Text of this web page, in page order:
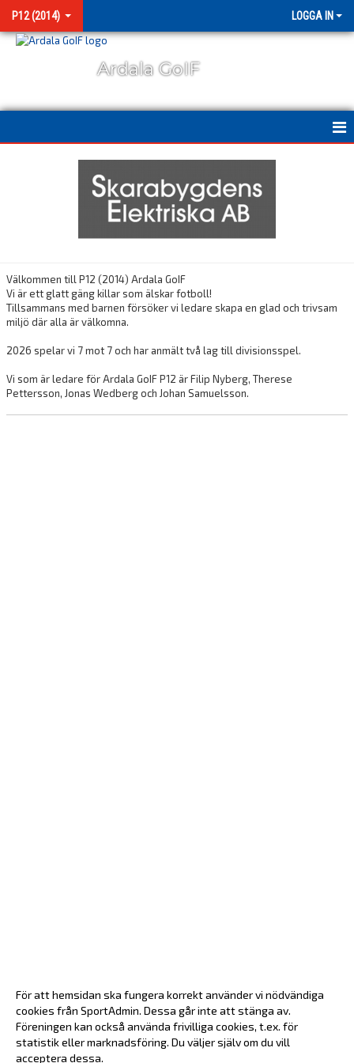
P12 (2014) LOGGA IN
Ardala GoIF
BILDGALLERI
KONTAKT
Välkommen till P12 (2014) Ardala GoIF
Vi är ett glatt gäng killar som älskar fotboll!
Tillsammans med barnen försöker vi ledare skapa en glad och trivsam
miljö där alla är välkomna.
2026 spelar vi 7 mot 7 och har anmält två lag till divisionsspel.
Vi som är ledare för Ardala GoIF P12 är Filip Nyberg, Therese
Pettersson, Jonas Wedberg och Johan Samuelsson.
För att hemsidan ska fungera korrekt använder vi nödvändiga
cookies från SportAdmin. Dessa går inte att stänga av.
Föreningen kan också använda frivilliga cookies, t.ex. för
statistik eller marknadsföring. Du väljer själv om du vill
acceptera dessa.